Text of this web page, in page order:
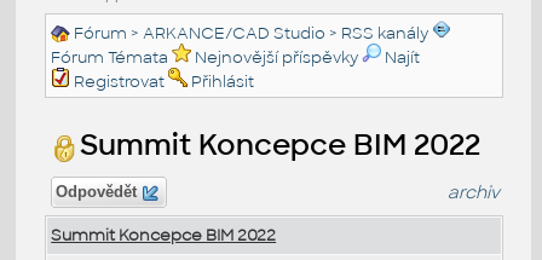
Fórum >ARKANCE/CAD Studio > RSS kanály
Fórum Témata
Nejnovější příspěvky
Najít
Registrovat
Přihlásit
Summit Koncepce BIM 2022
Odpovědět archiv
Summit Koncepce BIM 2022